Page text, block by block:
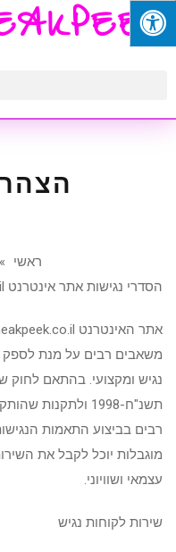
ראשי »
הסדרי נגישות אתר אינטרנט sneakpeek.co.il
משאבים רבים על מנת לספק
נגיש ומקצועי. בהתאם לחוק
תשנ"ח-1998
רבים בביצוע התאמות
מוגבלות יוכל לקבל את
עצמאי ושוויוני.
שירות לקוחות נגיש